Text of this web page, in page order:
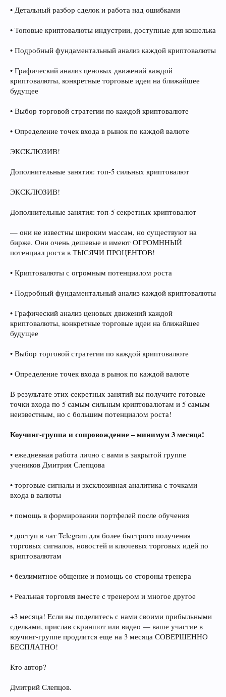
• Детальный разбор сделок и работа над ошибками
• Топовые криптовалюты индустрии, доступные для кошелька
• Подробный фундаментальный анализ каждой криптовалюты
• Графический анализ ценовых движений каждой
криптовалюты, конкретные торговые идеи на ближайшее
будущее
• Выбор торговой стратегии по каждой криптовалюте
• Определение точек входа в рынок по каждой валюте
ЭКСКЛЮЗИВ!
Дополнительные занятия: топ-5 сильных криптовалют
ЭКСКЛЮЗИВ!
Дополнительные занятия: топ-5 секретных криптовалют
— они не известны широким массам, но существуют на
бирже. Они очень дешевые и имеют ОГРОМННЫЙ
потенциал роста в ТЫСЯЧИ ПРОЦЕНТОВ!
• Криптовалюты с огромным потенциалом роста
• Подробный фундаментальный анализ каждой криптовалюты
• Графический анализ ценовых движений каждой
криптовалюты, конкретные торговые идеи на ближайшее
будущее
• Выбор торговой стратегии по каждой криптовалюте
• Определение точек входа в рынок по каждой валюте
В результате этих секретных занятий вы получите готовые
точки входа по 5 самым сильным криптовалютам и 5 самым
неизвестным, но с большим потенциалом роста!
Коучинг-группа и сопровождение – минимум 3 месяца!
• ежедневная работа лично с вами в закрытой группе
учеников Дмитрия Слепцова
• торговые сигналы и эксклюзивная аналитика с точками
входа в валюты
• помощь в формировании портфелей после обучения
• доступ в чат Telegram для более быстрого получения
торговых сигналов, новостей и ключевых торговых идей по
криптовалютам
• безлимитное общение и помощь со стороны тренера
• Реальная торговля вместе с тренером и многое другое
+3 месяца! Если вы поделитесь с нами своими прибыльными
сделками, прислав скриншот или видео — ваше участие в
коучинг-группе продлится еще на 3 месяца СОВЕРШЕННО
БЕСПЛАТНО!
Кто автор?
Дмитрий Слепцов.